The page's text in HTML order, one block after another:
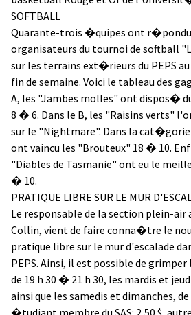
SOFTBALL
Quarante-trois �quipes ont
organisateurs du tournoi de softball
sur les terrains ext�rieurs du PEPS
fin de semaine. Voici le tableau des
A, les "Jambes molles" ont dispos�
8 � 6. Dans le B, les "Raisins verts"
sur le "Nightmare". Dans la cat�gorie
ont vaincu les "Brouteux" 18 � 10.
"Diables de Tasmanie" ont eu le
� 10.
PRATIQUE LIBRE SUR LE MUR
Le responsable de la section plein-air
Collin, vient de faire conna�tre le
pratique libre sur le mur d'escalade
PEPS. Ainsi, il est possible de
de 19 h 30 � 21 h 30, les mardis et
ainsi que les samedis et dimanches,
�tudiant membre du SAS: 2,50 $,